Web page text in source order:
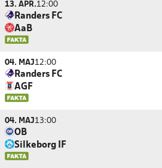
13. APR.12:00
Randers FC
AaB
04. MAJ12:00
Randers FC
AGF
04. MAJ13:00
OB
Silkeborg IF